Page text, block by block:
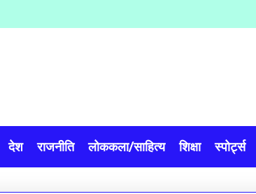
देश राजनीति लोककला/साहित्य शिक्षा स्पोर्ट्स